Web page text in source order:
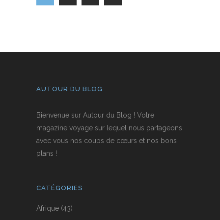
AUTOUR DU BLOG
Bienvenue sur Autour du Blog ! Votre
magazine voyage sur lequel nous partageons
avec vous nos coups de cœurs et nos bons
plans !
CATÉGORIES
Afrique (43)